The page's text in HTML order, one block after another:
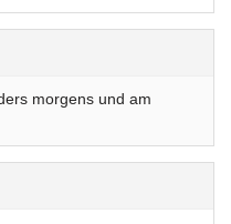
morgens und am